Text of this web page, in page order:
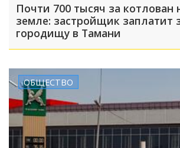
Почти 700 тысяч за котлован
земле: застройщик заплатит
городищу в Тамани
ОБЩЕСТВО